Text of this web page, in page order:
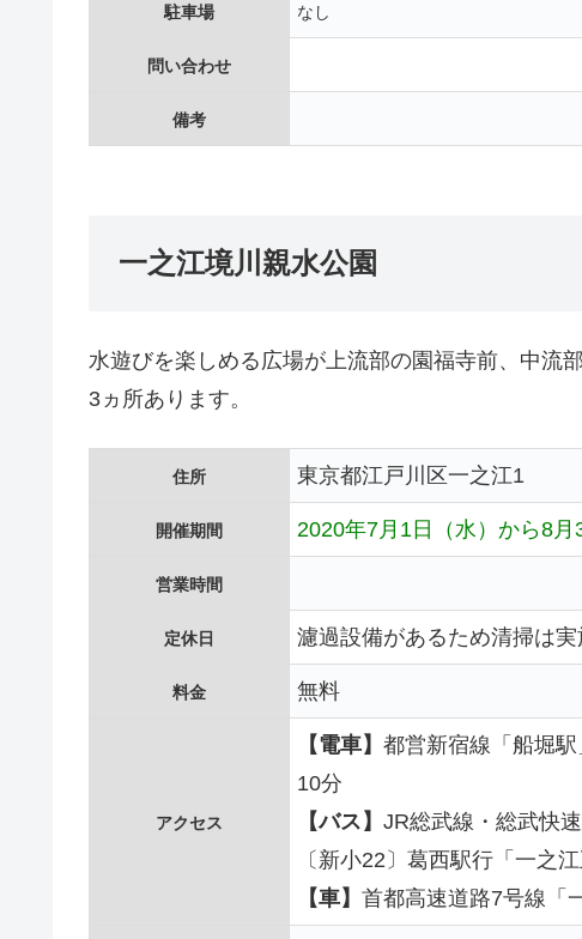
駐車場 なし
問い合わせ
備考
一之江境川親水公園
水遊びを楽しめる広場が上流部の園福寺前、中流
3ヵ所あります。
住所 東京都江戸川区一之江1
開催期間 2020年7月1日（水）から8月
営業時間
定休日 濾過設備があるため清掃は実
料金 無料
アクセス
【電車】 都営新宿線「船堀
10分
【バス】 JR総武線・総武快
〔新小22〕葛西駅行「一之
【車】 首都高速道路7号線「